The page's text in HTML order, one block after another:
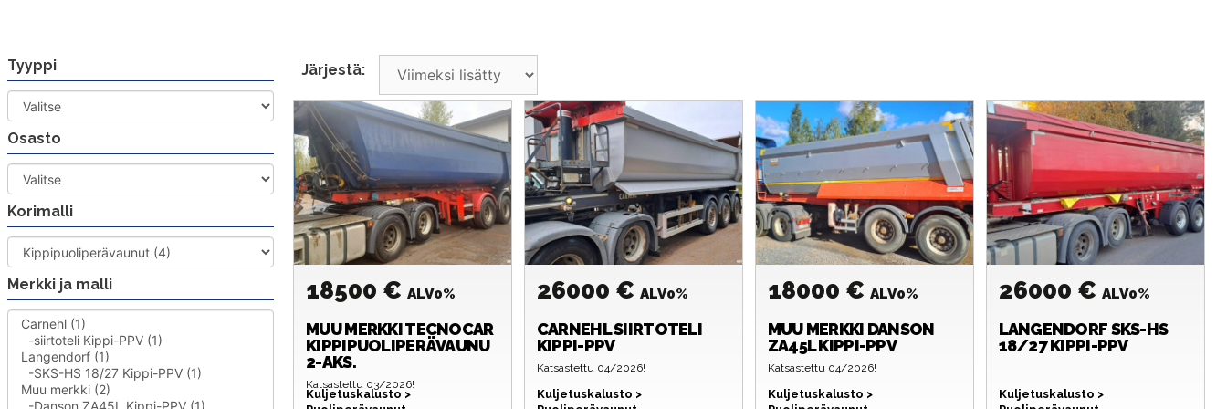
Tyyppi
Osasto
Korimalli
Merkki ja malli
Järjestä:
18500 €ALV0%
MUU MERKKITECNOCAR
KIPPIPUOLIPERÄVAUNU
2-AKS.
Katsastettu 03/2026!
Kuljetuskalusto >
26000 € ALV0%
CARNEHLSIIRTOTELI
KIPPI-PPV
Katsastettu 04/2026!
Kuljetuskalusto >
18000 € ALV0%
MUU MERKKI DANSON
ZA45L KIPPI-PPV
Katsastettu 04/2026!
Kuljetuskalusto >
26000 € ALV0%
LANGENDORFSKS-HS
18/27 KIPPI-PPV
Kuljetuskalusto >